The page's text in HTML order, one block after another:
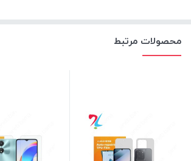
محصولات مرتبط